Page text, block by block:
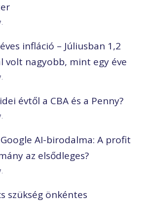
infláció – Júliusban 1,2
volt nagyobb, mint egy éve
évtől a CBA és a Penny?
AI-birodalma: A profit
az elsődleges?
szükség önkéntes